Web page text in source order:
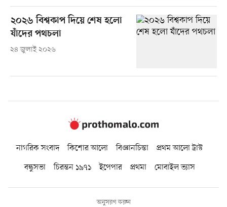
২০২৬ বিশ্বকাপ দিয়ে শেষ হলো
যাঁদের পথচলা
২৪ জুলাই ২০২৬
নাগরিক সংবাদ কিশোর আলো বিজ্ঞানচিন্তা
প্রথম আলো ট্রাস্ট
বন্ধুসভা
চিরন্তন ১৯৭১ ইপেপার প্রথমা মোবাইল ভ্যাস
অনুসরণ করুন